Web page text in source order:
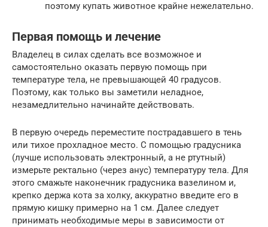
поэтому купать животное крайне нежелательно.
Первая помощь и лечение
Владелец в силах сделать все возможное и
самостоятельно оказать первую помощь при
температуре тела, не превышающей 40 градусов.
Поэтому, как только вы заметили неладное,
незамедлительно начинайте действовать.
В первую очередь переместите пострадавшего в тень
или тихое прохладное место. С помощью градусника
(лучше использовать электронный, а не ртутный)
измерьте ректально (через анус) температуру тела. Для
этого смажьте наконечник градусника вазелином и,
крепко держа кота за холку, аккуратно введите его в
прямую кишку примерно на 1 см. Далее следует
принимать необходимые меры в зависимости от